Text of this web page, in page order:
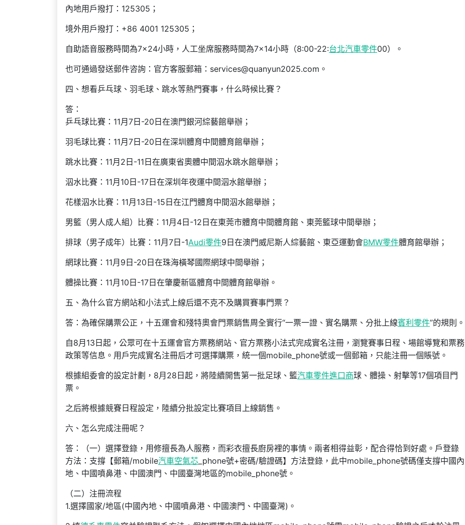
內地用戶撥打：125305；
境外用戶撥打：+86 4001 125305；
自助語音服務時間為7×24小時，人工坐席服務時間為7×14小時（8:00-22:台北汽車零件00）。
也可通過發送郵件咨詢：官方客服郵箱：services@quanyun2025.com。
四、想看乒乓球、羽毛球、跳水等熱門賽事，什么時候比賽？
答：
乒乓球比賽：11月7日-20日在澳門銀河綜藝館舉辦；
羽毛球比賽：11月7日-20日在深圳體育中間體育館舉辦；
跳水比賽：11月2日-11日在廣東省奧體中間泅水跳水館舉辦；
泅水比賽：11月10日-17日在深圳年夜運中間泅水館舉辦；
花樣泅水比賽：11月13日-15日在江門體育中間泅水館舉辦；
男籃（男人成人組）比賽：11月4日-12日在東莞市體育中間體育館、東莞籃球中間舉辦；
排球（男子成年）比賽：11月7日-1Audi零件9日在澳門威尼斯人綜藝館、東亞運動會BMW零件體育館舉辦；
網球比賽：11月9日-20日在珠海橫琴國際網球中間舉辦；
體操比賽：11月10日-17日在肇慶新區體育中間體育館舉辦。
五、為什么官方網站和小法式上線后還不克不及購買賽事門票？
答：為確保購票公正，十五運會和殘特奧會門票銷售周全實行“一票一證、實名購票、分批上線賓利零件”的規則。
自8月13日起，公眾可在十五運會官方票務網站、官方票務小法式完成實名注冊，瀏覽賽事日程、場館導覽和票務
政策等信息。用戶完成實名注冊后才可選擇購票，統一個mobile_phone號或一個郵箱，只能注冊一個賬號。
根據組委會的設定計劃，8月28日起，將陸續開售第一批足球、籃汽車零件進口商球、體操、射擊等17個項目門
票。
之后將根據競賽日程設定，陸續分批設定比賽項目上線銷售。
六、怎么完成注冊呢？
答：（一）選擇登錄，用修擅長為人服務，而彩衣擅長廚房裡的事情。兩者相得益彰，配合得恰到好處。戶登錄
方法：支撐【郵箱/mobile汽車空氣芯 _phone號+密碼/驗證碼】方法登錄，此中mobile_phone號碼僅支撐中國內
地、中國噴鼻港、中國澳門、中國臺灣地區的mobile_phone號。
（二）注冊流程
1.選擇國家/地區(中國內地、中國噴鼻港、中國澳門、中國臺灣)。